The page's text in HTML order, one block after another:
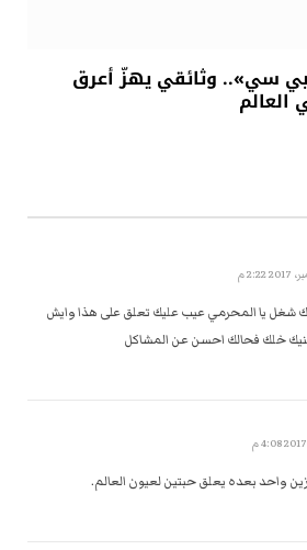
سي».. وثائقي يهزّ أعرق
شغل يا المحرمي عيب عليك تعلق على هذا وايش
خلك فحالك احسن عن المشاكل
واحد بعده يعلق حبتين لعيون العالم.